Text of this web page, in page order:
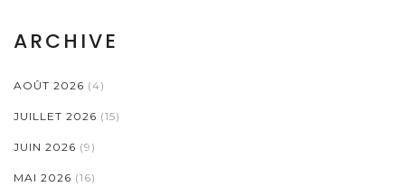
ARCHIVE
AOÛT 2026 (4)
JUILLET 2026 (15)
JUIN 2026 (9)
MAI 2026 (16)